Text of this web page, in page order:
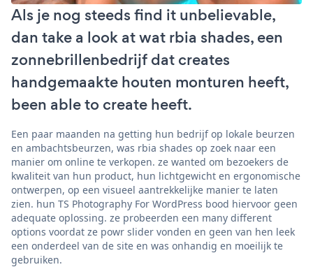
Als je nog steeds find it unbelievable,
dan take a look at wat rbia shades, een
zonnebrillenbedrijf dat creates
handgemaakte houten monturen heeft,
been able to create heeft.
Een paar maanden na getting hun bedrijf op lokale beurzen
en ambachtsbeurzen, was rbia shades op zoek naar een
manier om online te verkopen. ze wanted om bezoekers de
kwaliteit van hun product, hun lichtgewicht en ergonomische
ontwerpen, op een visueel aantrekkelijke manier te laten
zien. hun TS Photography For WordPress bood hiervoor geen
adequate oplossing. ze probeerden een many different
options voordat ze powr slider vonden en geen van hen leek
een onderdeel van de site en was onhandig en moeilijk te
gebruiken.